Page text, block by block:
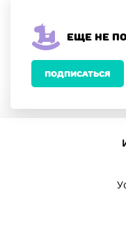
Еще не
ПОДПИСАТЬСЯ